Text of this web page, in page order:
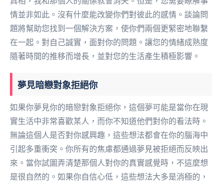
情並非如此。沒有什麼能改變你們對彼此的感情。談論問
題將幫助您找到一個解決方案，使你們兩個更緊密地聯繫
在一起。對自己誠實，面對你的問題。讓您的情緒成熟度
隨著時間的推移而增長，並對您的生活產生積極影響。
夢見暗戀對象拒絕你
如果你夢見你的暗戀對象拒絕你，這個夢可能是當你在現
實生活中非常喜歡某人，而你不知道他們對你的看法時。
無論這個人是否對你感興趣，這些想法都會在你的腦海中
引起多重衝突。你所有的焦慮都通過夢見被拒絕而反映出
來。當你試圖弄清楚那個人對你的真實感覺時，不這麼想
是很自然的。如果你自信心低，這些想法大多是消極的，